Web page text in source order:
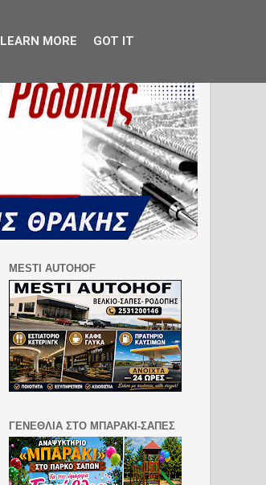
MESTI AUTOHOF
ΓΕΝΕΘΛΙΑ ΣΤΟ ΜΠΑΡΑΚΙ-ΣΑΠΕΣ
LEARN MORE GOT IT